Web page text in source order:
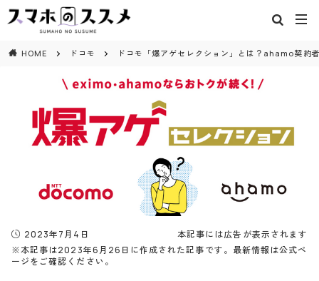
HOME ドコモ ドコモ「爆アゲセレクション」とは？ahamo契約
2023年7月4日
本記事には広告が表示されます
※本記事は2023年6月26日に作成された記事です。最新情報は公式ペ
ージをご確認ください。